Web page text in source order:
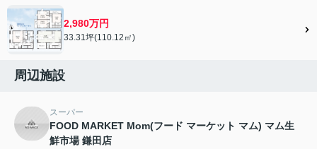
2,980万円
33.31坪(110.12㎡)
周辺施設
スーパー
FOOD MARKET Mom(フード マーケット マム) マム生
鮮市場 鎌田店